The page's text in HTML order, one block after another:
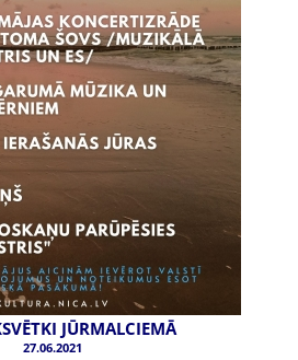
JŪRMALCIEMĀ
27.06.2021